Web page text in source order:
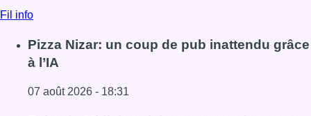
Fil info
Pizza Nizar: un coup de pub inattendu grâce
à l’IA
07 août 2026 - 18:31